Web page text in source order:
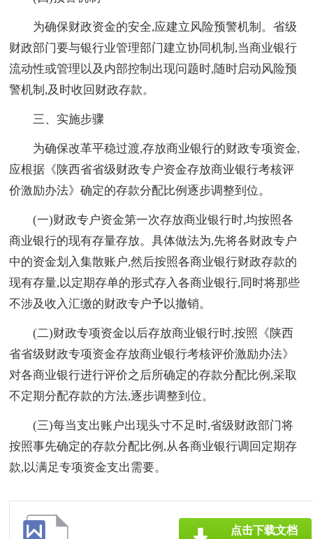
为确保财政资金的安全,应建立风险预警机制。省级
财政部门要与银行业管理部门建立协同机制,当商业银行
流动性或管理以及内部控制出现问题时,随时启动风险预
警机制,及时收回财政存款。
三、实施步骤
为确保改革平稳过渡,存放商业银行的财政专项资金,
应根据《陕西省省级财政专户资金存放商业银行考核评
价激励办法》确定的存款分配比例逐步调整到位。
(一)财政专户资金第一次存放商业银行时,均按照各
商业银行的现有存量存放。具体做法为,先将各财政专户
中的资金划入集散账户,然后按照各商业银行财政存款的
现有存量,以定期存单的形式存入各商业银行,同时将那些
不涉及收入汇缴的财政专户予以撤销。
(二)财政专项资金以后存放商业银行时,按照《陕西
省省级财政专项资金存放商业银行考核评价激励办法》
对各商业银行进行评价之后所确定的存款分配比例,采取
不定期分配存款的方法,逐步调整到位。
(三)每当支出账户出现头寸不足时,省级财政部门将
按照事先确定的存款分配比例,从各商业银行调回定期存
款,以满足专项资金支出需要。
点击下载文档